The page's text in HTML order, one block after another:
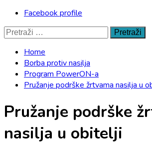
Facebook profile
Pretraži:
Home
Borba protiv nasilja
Program PowerON-a
Pružanje podrške žrtvama nasilja u
Pružanje podrške
nasilja u obitelji